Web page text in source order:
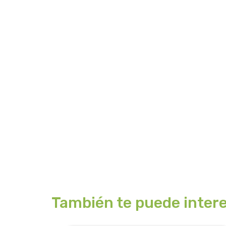
También te puede